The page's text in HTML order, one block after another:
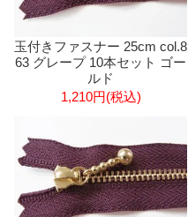
玉付きファスナー 25cm col.8
63 グレープ 10本セット ゴー
ルド
1,210円(税込)